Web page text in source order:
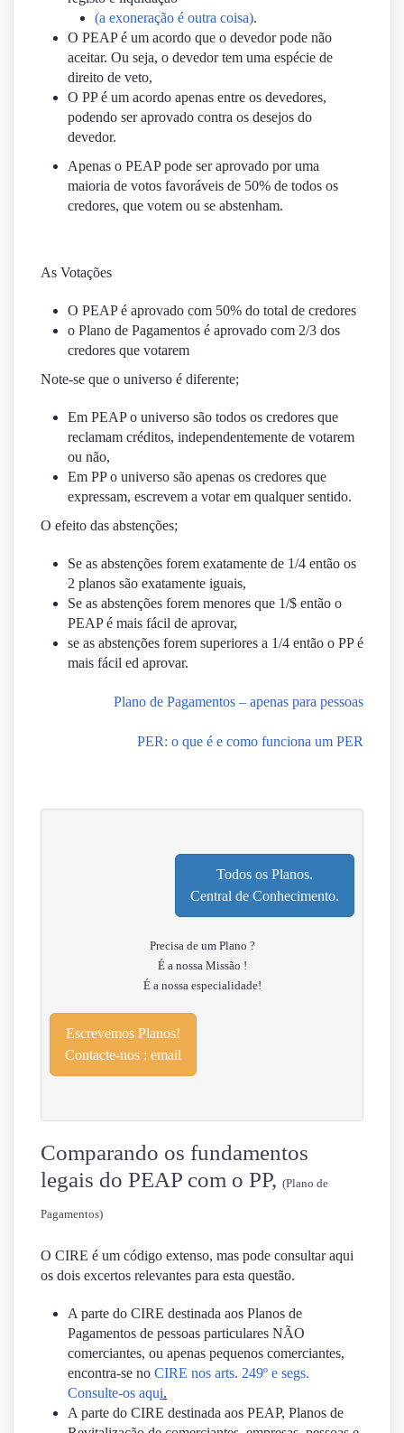
(a exoneração é outra coisa).
O PEAP é um acordo que o devedor pode não
aceitar. Ou seja, o devedor tem uma espécie de
direito de veto,
O PP é um acordo apenas entre os devedores,
podendo ser aprovado contra os desejos do
devedor.
Apenas o PEAP pode ser aprovado por uma
maioria de votos favoráveis de 50% de todos os
credores, que votem ou se abstenham.
As Votações
O PEAP é aprovado com 50% do total de credores
o Plano de Pagamentos é aprovado com 2/3 dos
credores que votarem
Note-se que o universo é diferente;
Em PEAP o universo são todos os credores que
reclamam créditos, independentemente de votarem
ou não,
Em PP o universo são apenas os credores que
expressam, escrevem a votar em qualquer sentido.
O efeito das abstenções;
Se as abstenções forem exatamente de 1/4 então os
2 planos são exatamente iguais,
Se as abstenções forem menores que 1/$ então o
PEAP é mais fácil de aprovar,
se as abstenções forem superiores a 1/4 então o PP é
mais fácil ed aprovar.
Plano de Pagamentos – apenas para pessoas
PER: o que é e como funciona um PER
Todos os Planos.
Central de Conhecimento.
Precisa de um Plano ?
É a nossa Missão !
É a nossa especialidade!
Escrevemos Planos!
Contacte-nos : email
Comparando os fundamentos
legais do PEAP com o PP, (Plano de
Pagamentos)
O CIRE é um código extenso, mas pode consultar aqui
os dois excertos relevantes para esta questão.
A parte do CIRE destinada aos Planos de
Pagamentos de pessoas particulares NÃO
comerciantes, ou apenas pequenos comerciantes,
encontra-se no CIRE nos arts. 249º e segs.
Consulte-os aqui.
A parte do CIRE destinada aos PEAP, Planos de